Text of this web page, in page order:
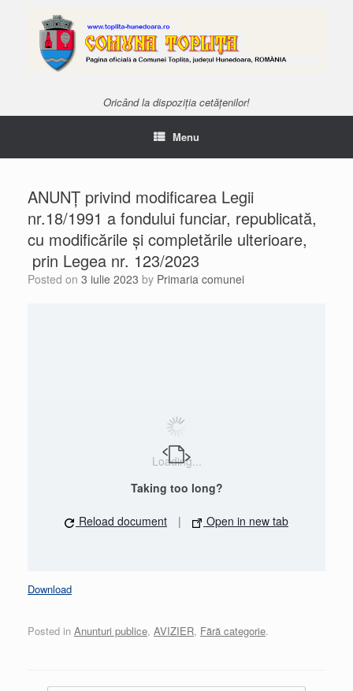
Oricând la dispoziția cetățenilor!
Menu
ANUNȚ privind modificarea Legii
nr.18/1991 a fondului funciar, republicată,
cu modificările și completările ulterioare,
prin Legea nr. 123/2023
Posted on 3 iulie 2023 by Primaria comunei
Loading...
Taking too long?
Reload document | Open in new tab
Download
Posted in Anunturi publice, AVIZIER, Fără categorie.